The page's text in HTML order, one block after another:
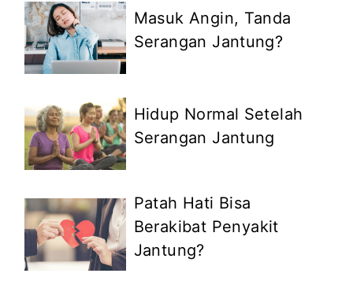
Masuk Angin, Tanda
Serangan Jantung?
Hidup Normal Setelah
Serangan Jantung
Patah Hati Bisa
Berakibat Penyakit
Jantung?